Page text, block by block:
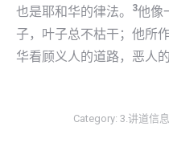
也是耶和华的律法。
3他像
子，叶子总不枯干；他所
华看顾义人的道路，恶人
Category: 3.讲道信息